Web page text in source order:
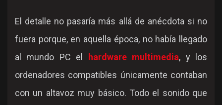
El detalle no pasaría más allá de anécdota si no
fuera porque, en aquella época, no había llegado
al mundo PC el
hardware multimedia, y los
ordenadores compatibles únicamente contaban
con un altavoz muy básico. Todo el sonido que